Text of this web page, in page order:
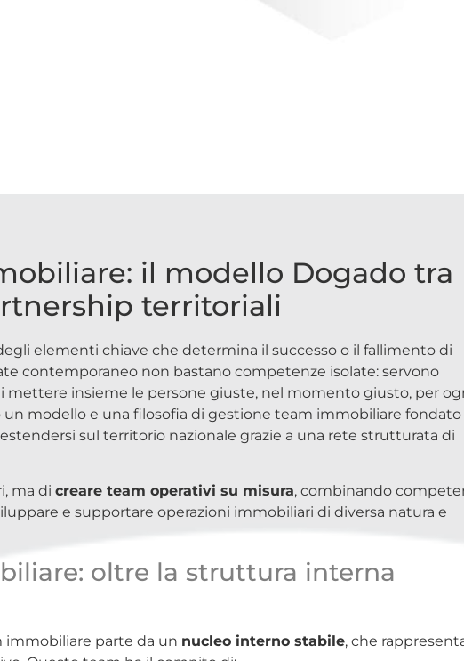
il modello Dogado tra
territoriali
elementi chiave che determina il successo o il fallimento di
contemporaneo non bastano competenze isolate: servono
mettere insieme le persone giuste, nel momento giusto, per
modello e una filosofia di gestione team immobiliare fondato
estendersi sul territorio nazionale grazie a una rete strutturata di
ma di creare team operativi su misura, combinando
e supportare operazioni immobiliari di diversa natura e
oltre la struttura interna
immobiliare parte da un nucleo interno stabile, che